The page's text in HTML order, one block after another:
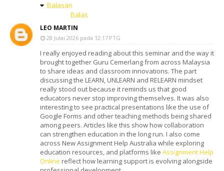
Balasan
Balas
LEO MARTIN
28 Julai 2026 pada 12:17 PTG
I really enjoyed reading about this seminar and the way it
brought together Guru Cemerlang from across Malaysia
to share ideas and classroom innovations. The part
discussing the LEARN, UNLEARN and RELEARN mindset
really stood out because it reminds us that good
educators never stop improving themselves. It was also
interesting to see practical presentations like the use of
Google Forms and other teaching methods being shared
among peers. Articles like this show how collaboration
can strengthen education in the long run. I also come
across New Assignment Help Australia while exploring
education resources, and platforms like Assignment Help
Online reflect how learning support is evolving alongside